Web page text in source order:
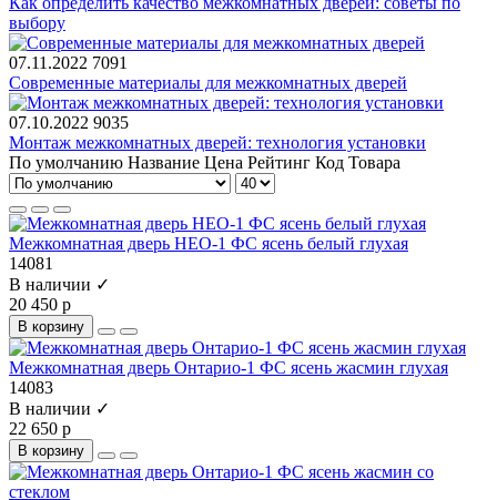
выбору
07.11.2022 7091
Современные материалы для межкомнатных дверей
07.10.2022 9035
Монтаж межкомнатных дверей: технология установки
По умолчанию Название Цена Рейтинг Код Товара
Межкомнатная дверь НЕО-1 ФС ясень белый глухая
14081
В наличии ✓
20 450 р
В корзину
Межкомнатная дверь Онтарио-1 ФС ясень жасмин глухая
14083
В наличии ✓
22 650 р
В корзину